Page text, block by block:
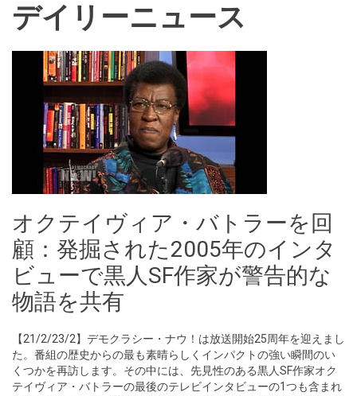
デイリーニュース
オクテイヴィア・バトラーを回
顧：発掘された2005年のインタ
ビューで黒人SF作家が警告的な
物語を共有
【21/2/23/2】デモクラシー・ナウ！は放送開始25周年を迎えまし
た。番組の歴史からの最も素晴らしくインパクトの強い瞬間のい
くつかを再訪します。その中には、先見性のある黒人SF作家オク
テイヴィア・バトラーの最後のテレビインタビューの1つも含まれ